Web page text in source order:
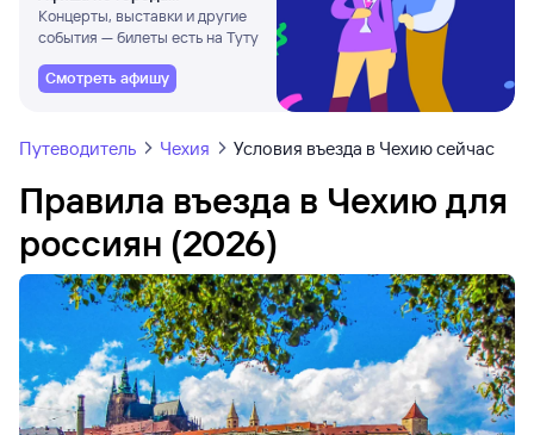
Концерты, выставки и другие
события — билеты есть на Туту
Смотреть афишу
Путеводитель Чехия Условия въезда в Чехию сейчас
Правила въезда в Чехию для
россиян (2026)